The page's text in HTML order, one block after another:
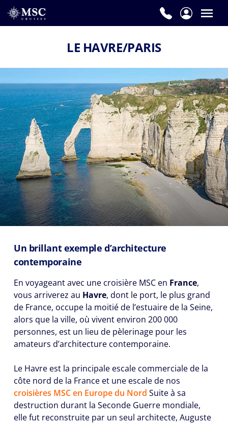
LE HAVRE/PARIS
Un brillant exemple d’architecture
contemporaine
En voyageant avec une croisière MSC en France,
vous arriverez au Havre, dont le port, le plus grand
de France, occupe la moitié de l’estuaire de la Seine,
alors que la ville, où vivent environ 200 000
personnes, est un lieu de pèlerinage pour les
amateurs d’architecture contemporaine.
Le Havre est la principale escale commerciale de la
côte nord de la France et une escale de nos
croisières MSC en Europe du Nord Suite à sa
destruction durant la Seconde Guerre mondiale,
elle fut reconstruite par un seul architecte, Auguste